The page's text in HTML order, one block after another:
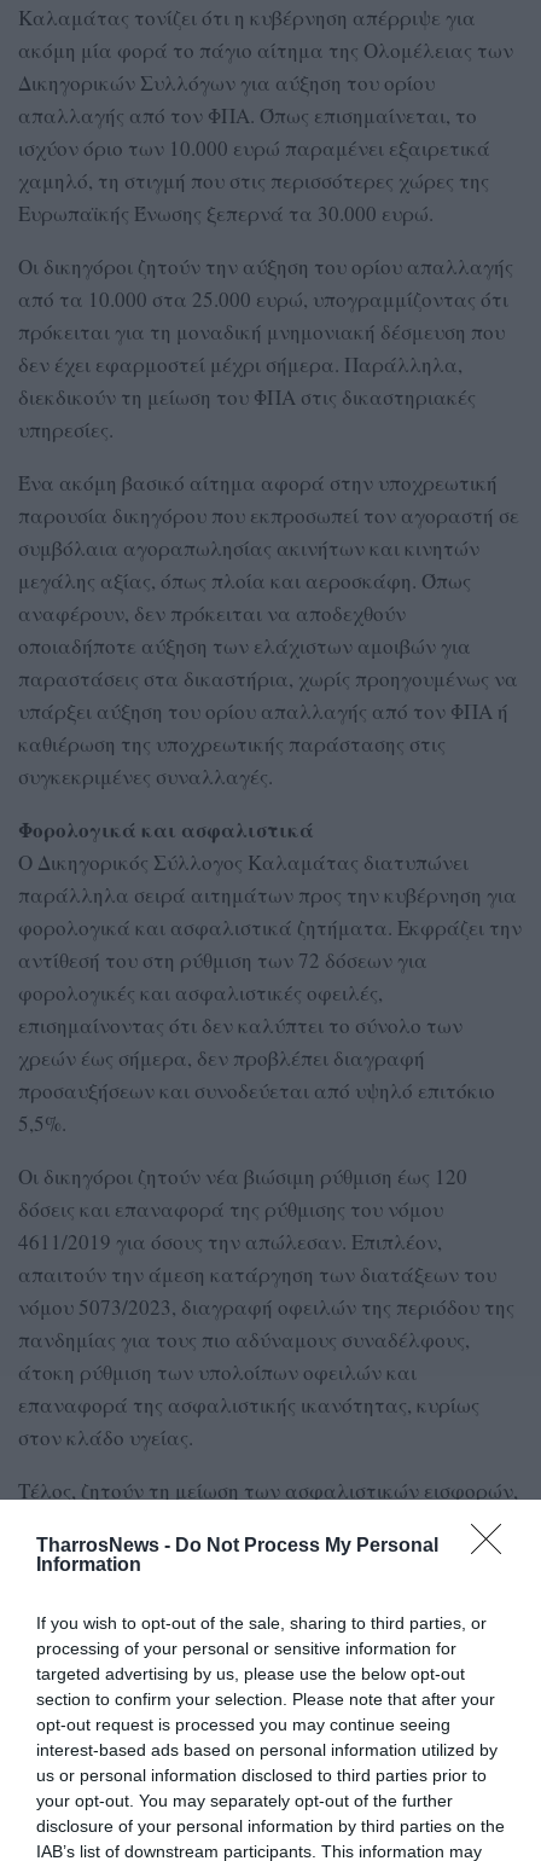
TharrosNews - Do Not Process My Personal
Information
If you wish to opt-out of the sale, sharing to third parties, or
processing of your personal or sensitive information for
targeted advertising by us, please use the below opt-out
section to confirm your selection. Please note that after your
opt-out request is processed you may continue seeing
interest-based ads based on personal information utilized by
us or personal information disclosed to third parties prior to
your opt-out. You may separately opt-out of the further
disclosure of your personal information by third parties on the
IAB’s list of downstream participants. This information may
Καλαμάτας τονίζει ότι η κυβέρνηση απέρριψε για
ακόμη μία φορά το πάγιο αίτημα της Ολομέλειας των
Δικηγορικών Συλλόγων για αύξηση του ορίου
απαλλαγής από τον ΦΠΑ. Όπως επισημαίνεται, το
ισχύον όριο των 10.000 ευρώ παραμένει εξαιρετικά
χαμηλό, τη στιγμή που στις περισσότερες χώρες της
Ευρωπαϊκής Ένωσης ξεπερνά τα 30.000 ευρώ.
Οι δικηγόροι ζητούν την αύξηση του ορίου απαλλαγής
από τα 10.000 στα 25.000 ευρώ, υπογραμμίζοντας ότι
πρόκειται για τη μοναδική μνημονιακή δέσμευση που
δεν έχει εφαρμοστεί μέχρι σήμερα. Παράλληλα,
διεκδικούν τη μείωση του ΦΠΑ στις δικαστηριακές
υπηρεσίες.
Ένα ακόμη βασικό αίτημα αφορά στην υποχρεωτική
παρουσία δικηγόρου που εκπροσωπεί τον αγοραστή σε
συμβόλαια αγοραπωλησίας ακινήτων και κινητών
μεγάλης αξίας, όπως πλοία και αεροσκάφη. Όπως
αναφέρουν, δεν πρόκειται να αποδεχθούν
οποιαδήποτε αύξηση των ελάχιστων αμοιβών για
παραστάσεις στα δικαστήρια, χωρίς προηγουμένως να
υπάρξει αύξηση του ορίου απαλλαγής από τον ΦΠΑ ή
καθιέρωση της υποχρεωτικής παράστασης στις
συγκεκριμένες συναλλαγές.
Φορολογικά και ασφαλιστικά
Ο Δικηγορικός Σύλλογος Καλαμάτας διατυπώνει
παράλληλα σειρά αιτημάτων προς την κυβέρνηση για
φορολογικά και ασφαλιστικά ζητήματα. Εκφράζει την
αντίθεσή του στη ρύθμιση των 72 δόσεων για
φορολογικές και ασφαλιστικές οφειλές,
επισημαίνοντας ότι δεν καλύπτει το σύνολο των
χρεών έως σήμερα, δεν προβλέπει διαγραφή
προσαυξήσεων και συνοδεύεται από υψηλό επιτόκιο
5,5%.
Οι δικηγόροι ζητούν νέα βιώσιμη ρύθμιση έως 120
δόσεις και επαναφορά της ρύθμισης του νόμου
4611/2019 για όσους την απώλεσαν. Επιπλέον,
απαιτούν την άμεση κατάργηση των διατάξεων του
νόμου 5073/2023, διαγραφή οφειλών της περιόδου της
πανδημίας για τους πιο αδύναμους συναδέλφους,
άτοκη ρύθμιση των υπολοίπων οφειλών και
επαναφορά της ασφαλιστικής ικανότητας, κυρίως
στον κλάδο υγείας.
Τέλος, ζητούν τη μείωση των ασφαλιστικών εισφορών,
την παύση της άμεσης βεβαίωσης οφειλών στο ΚΕΑΟ
ανά μήνα, αλλά και τη μείωση των υψηλών
ότι το αυξημένο κόστος καθιστά πλέον τη δικαιοσύνη
«αγαθό πολυτελείας» για τους πολίτες.
TAGS: ΔΙΚΗΓΟΡΙΚΟΣ ΣΥΛΛΟΓΟΣ ΚΑΛΑΜΑΤΑΣ ΑΠΟΧΗ
Facebook Twitter